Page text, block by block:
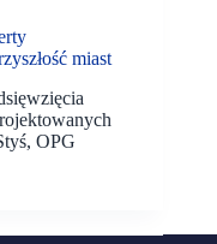
miast
OPG